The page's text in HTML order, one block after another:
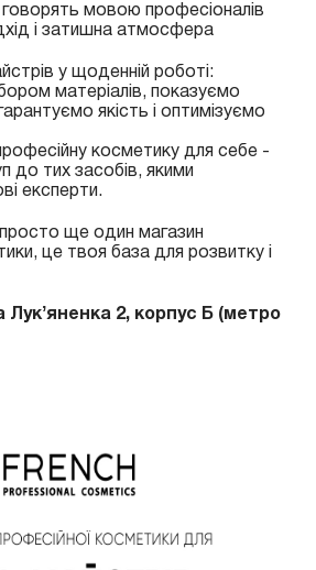
говорять мовою професіоналів
і затишна атмосфера
у щоденній роботі:
матеріалів, показуємо
якість і оптимізуємо
косметику для себе -
до тих засобів, якими
експерти.
ще один магазин
це твоя база для розвитку і
Лукʼяненка 2, корпус Б (метро